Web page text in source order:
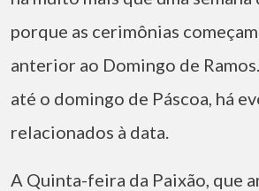
porque as cerimônias
anterior ao Domingo de
até o domingo de Páscoa, há
relacionados à data.
A Quinta-feira da Paixão, que